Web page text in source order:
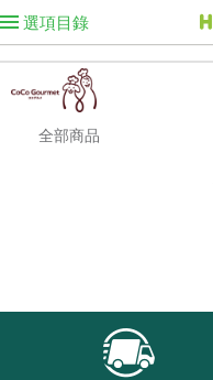
選項目錄
全部商品